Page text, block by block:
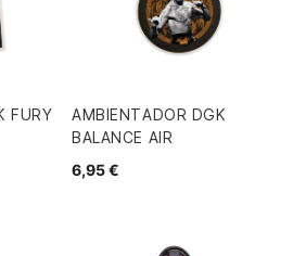
FURY
AMBIENTADOR DGK
BALANCE AIR
6,95 €